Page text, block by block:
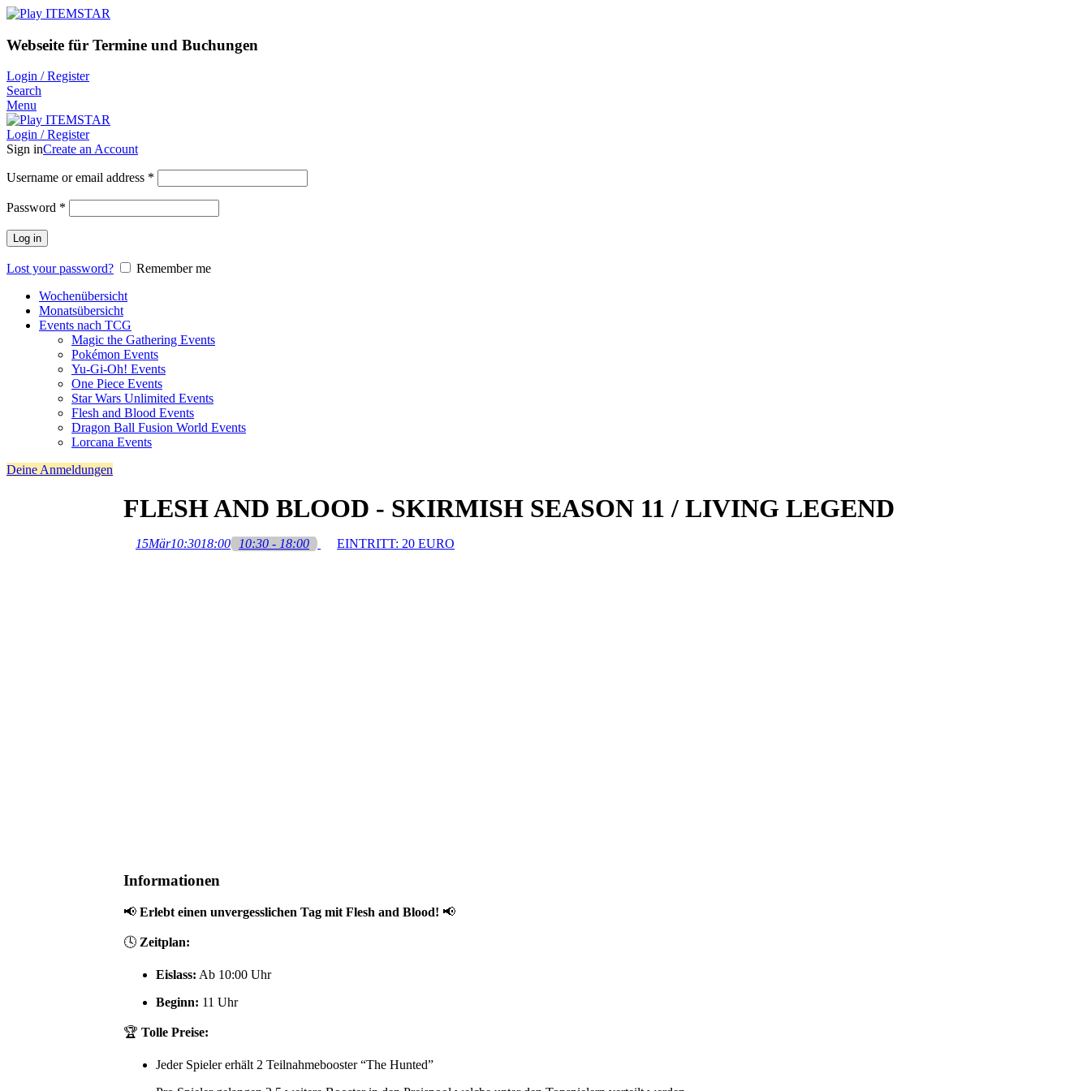
Webseite für Termine und Buchungen
Login / Register
Search
Menu
Login / Register
Sign inCreate an Account
Username or email address *
Password *
Log in
Lost your password?
Remember me
Wochenübersicht
Monatsübersicht
Events nach TCG
Magic the Gathering Events
Pokémon Events
Yu-Gi-Oh! Events
One Piece Events
Star Wars Unlimited Events
Flesh and Blood Events
Dragon Ball Fusion World Events
Lorcana Events
Deine Anmeldungen
FLESH AND BLOOD - SKIRMISH SEASON 11 / LIVING LEGEND
15Mär10:3018:00 10:30 - 18:00 EINTRITT: 20 EURO
Informationen
📢 Erlebt einen unvergesslichen Tag mit Flesh and Blood! 📢
🕓 Zeitplan:
Eislass: Ab 10:00 Uhr
Beginn: 11 Uhr
🏆 Tolle Preise:
Jeder Spieler erhält 2 Teilnahmebooster “The Hunted”